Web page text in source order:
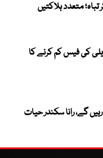
کی فیس کم کرنے کا